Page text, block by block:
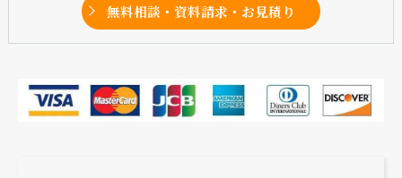
無料相談・資料請求・お見積り